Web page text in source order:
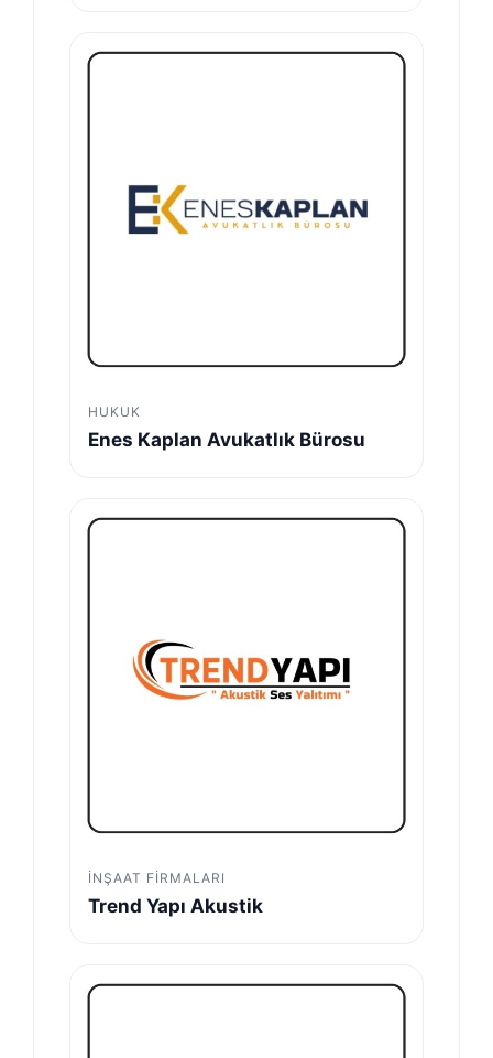
HUKUK
Enes Kaplan Avukatlık Bürosu
İNŞAAT FIRMALARI
Trend Yapı Akustik